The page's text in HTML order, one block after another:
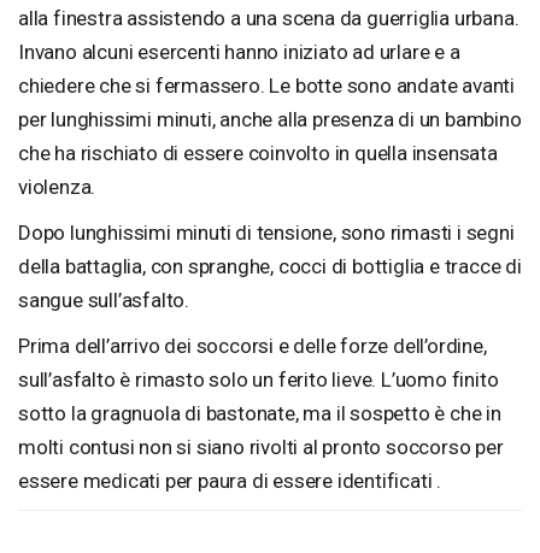
alla finestra assistendo a una scena da guerriglia urbana.
Invano alcuni esercenti hanno iniziato ad urlare e a
chiedere che si fermassero. Le botte sono andate avanti
per lunghissimi minuti, anche alla presenza di un bambino
che ha rischiato di essere coinvolto in quella insensata
violenza.
Dopo lunghissimi minuti di tensione, sono rimasti i segni
della battaglia, con spranghe, cocci di bottiglia e tracce di
sangue sull’asfalto.
Prima dell’arrivo dei soccorsi e delle forze dell’ordine,
sull’asfalto è rimasto solo un ferito lieve. L’uomo finito
sotto la gragnuola di bastonate, ma il sospetto è che in
molti contusi non si siano rivolti al pronto soccorso per
essere medicati per paura di essere identificati .